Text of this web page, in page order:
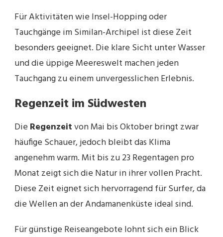
Für Aktivitäten wie Insel-Hopping oder
Tauchgänge im Similan-Archipel ist diese Zeit
besonders geeignet. Die klare Sicht unter Wasser
und die üppige Meereswelt machen jeden
Tauchgang zu einem unvergesslichen Erlebnis.
Regenzeit im Südwesten
Die Regenzeitvon Mai bis Oktober bringt zwar
häufige Schauer, jedoch bleibt das Klima
angenehm warm. Mit bis zu 23 Regentagen pro
Monat zeigt sich die Natur in ihrer vollen Pracht.
Diese Zeit eignet sich hervorragend für Surfer, da
die Wellen an der Andamanenküste ideal sind.
Für günstige Reiseangebote lohnt sich ein Blick